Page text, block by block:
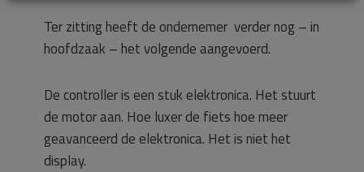
Ter zitting heeft de ondernemer verder nog – in
hoofdzaak – het volgende aangevoerd.
De controller is een stuk elektronica. Het stuurt
de motor aan. Hoe luxer de fiets hoe meer
geavanceerd de elektronica. Het is niet het
display.